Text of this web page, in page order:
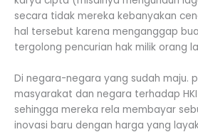
secara tidak mereka kebanyakan
hal tersebut karena menganggap
tergolong pencurian hak milik orang
Di negara-negara yang sudah maju.
masyarakat dan negara terhadap
sehingga mereka rela membayar
inovasi baru dengan harga yang